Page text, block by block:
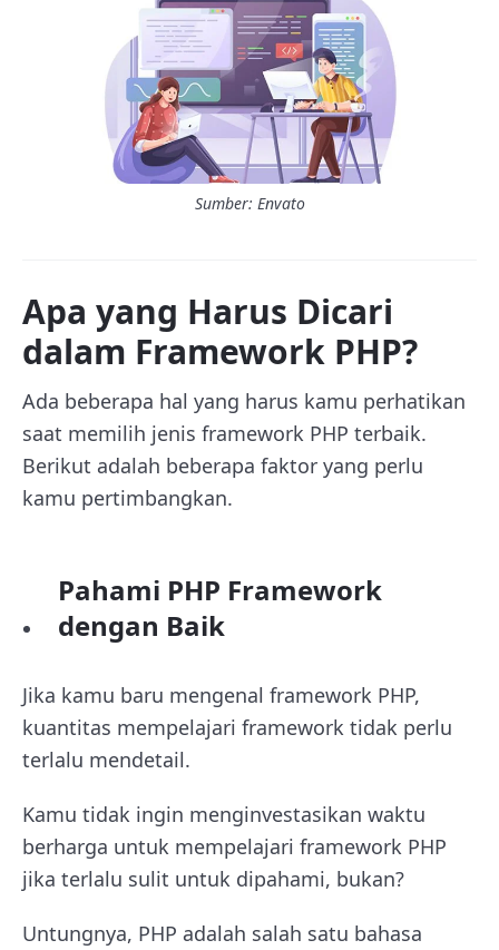
Sumber: Envato
Apa yang Harus Dicari
dalam Framework PHP?
Ada beberapa hal yang harus kamu perhatikan
saat memilih jenis framework PHP terbaik.
Berikut adalah beberapa faktor yang perlu
kamu pertimbangkan.
Pahami PHP Framework
dengan Baik
Jika kamu baru mengenal framework PHP,
kuantitas mempelajari framework tidak perlu
terlalu mendetail.
Kamu tidak ingin menginvestasikan waktu
berharga untuk mempelajari framework PHP
jika terlalu sulit untuk dipahami, bukan?
Untungnya, PHP adalah salah satu bahasa